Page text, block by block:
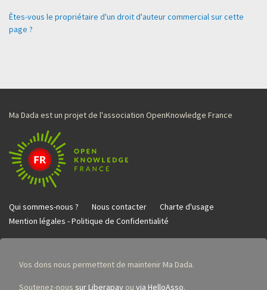
Êtes-vous le propriétaire d'un droit d'auteur commercial sur cette
page ?
Ma Dada est un projet de l'association OpenKnowledge France
Qui sommes-nous ? Nous contacter
Charte d'usage
Mention légales - Politique de Confidentialité
Vos dons nous permettent de maintenir Ma Dada.
Soutenez-nous sur Liberapay ou via HelloAsso.